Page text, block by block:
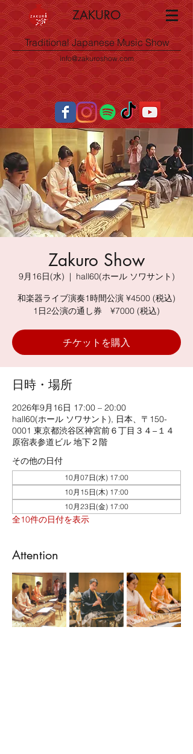
ZAKURO
Traditional Japanese Music Show
info@zakuroshow.com
Zakuro Show
9月16日(水)
  |
hall60(ホール ソワサント)
和楽器ライブ演奏1時間公演 ¥4500 (税込)
1日2公演の通し券 ¥7000 (税込)
チケットを購入
日時・場所
2026年9月16日 17:00 – 20:00
hall60(ホール ソワサント), 日本、〒150-
0001 東京都渋谷区神宮前６丁目３４−１４
原宿表参道ビル 地下２階
その他の日付
10月07日(水) 17:00
10月15日(木) 17:00
10月23日(金) 17:00
全10件の日付を表示
Attention